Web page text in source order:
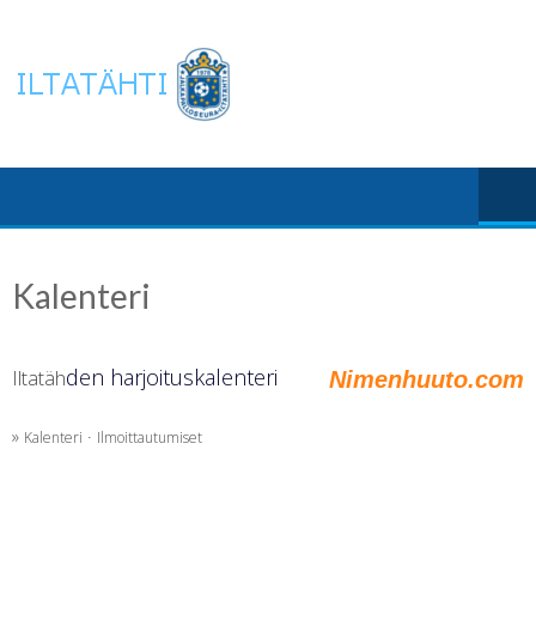
content
Kalenteri
Nimenhuuto.com
Iltatähden harjoituskalenteri
» Kalenteri · Ilmoittautumiset